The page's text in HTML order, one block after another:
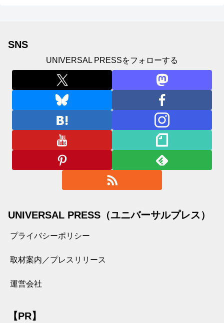
SNS
UNIVERSAL PRESSをフォローする
UNIVERSAL PRESS（ユニバーサルプレス）
プライバシーポリシー
取材案内／プレスリリース
運営会社
【PR】